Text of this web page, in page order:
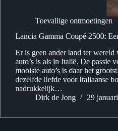
Toevallige ontmoetingen
Lancia Gamma Coupé 2500:
Er is geen ander land ter
auto’s is als in Italië. De passie
mooiste auto’s is daar het
dezelfde liefde voor Italiaanse
nadrukkelijk…
Dirk de Jong
29